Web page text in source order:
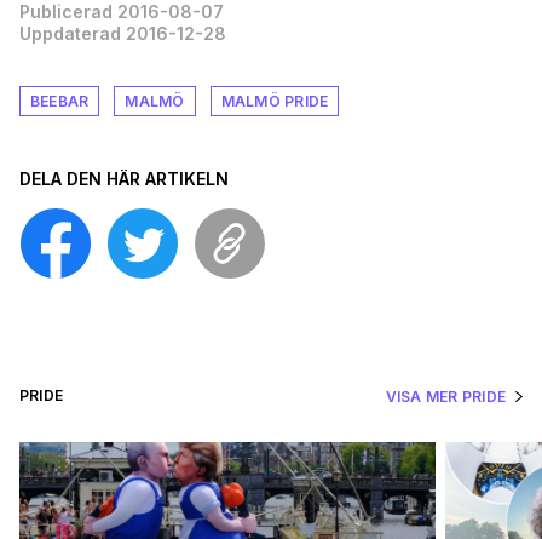
Publicerad 2016-08-07
Uppdaterad 2016-12-28
BEEBAR MALMÖ MALMÖ PRIDE
DELA DEN HÄR ARTIKELN
PRIDE VISA MER PRIDE